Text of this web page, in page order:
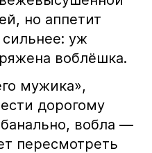
но аппетит
сильнее: уж
воблёшка.
мужика»,
дорогому
вобла —
пересмотреть